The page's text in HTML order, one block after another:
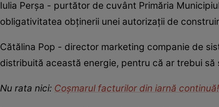
Iulia Perșa - purtător de cuvânt Primăria
obligativitatea obținerii unei autorizații de
Cătălina Pop - director marketing companie de
distribuită această energie, pentru că ar trebui
Nu rata nici: Coșmarul facturilor din iarnă